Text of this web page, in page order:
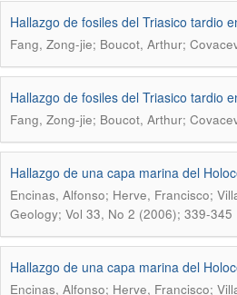
Hallazgo de fosiles del Triasico tardio
Fang, Zong-jie; Boucot, Arthur;
Hallazgo de fosiles del Triasico tardio
Fang, Zong-jie; Boucot, Arthur;
Hallazgo de una capa marina del
Encinas, Alfonso; Herve, Francisco;
Geology; Vol 33, No 2 (2006); 339-345
Hallazgo de una capa marina del
Encinas, Alfonso; Herve, Francisco;